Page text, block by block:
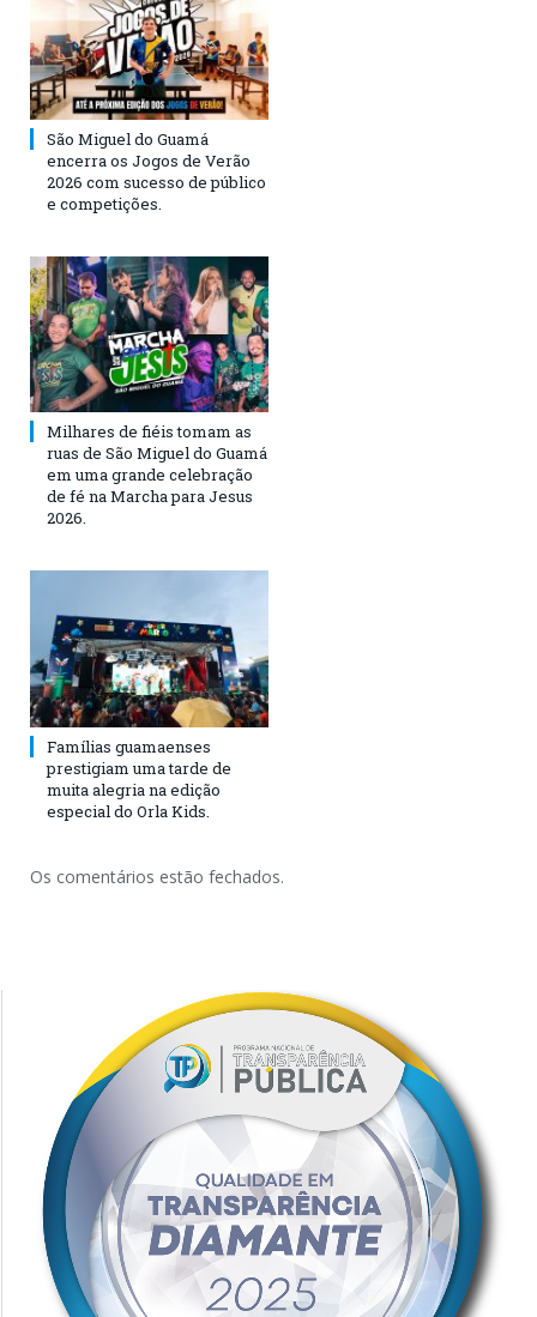
São Miguel do Guamá
encerra os Jogos de Verão
2026 com sucesso de público
e competições.
Milhares de fiéis tomam as
ruas de São Miguel do Guamá
em uma grande celebração
de fé na Marcha para Jesus
2026.
Famílias guamaenses
prestigiam uma tarde de
muita alegria na edição
especial do Orla Kids.
Os comentários estão fechados.